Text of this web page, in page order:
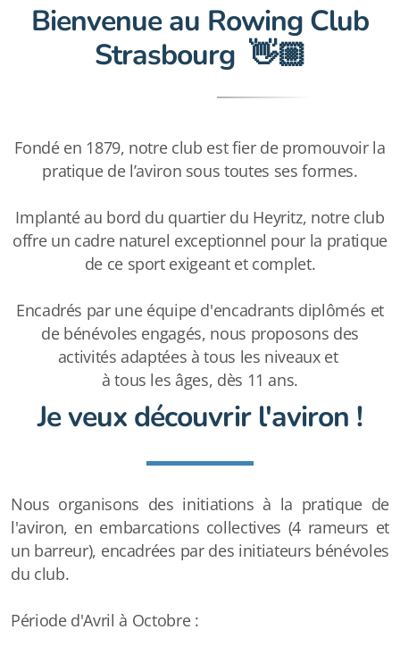
Bienvenue au Rowing Club
Strasbourg👋🏼
Fondé en 1879, notre club est fier de promouvoir la
pratique de l’aviron sous toutes ses formes.
Implanté au bord du quartier du Heyritz, notre club
offre un cadre naturel exceptionnel pour la pratique
de ce sport exigeant et complet.
Encadrés par une équipe d'encadrants diplômés et
de bénévoles engagés, nous proposons des
activités adaptées à tous les niveaux et
à tous les âges, dès 11 ans.
Je veux découvrir l'aviron !
Nous organisons des initiations à la pratique de
l'aviron, en embarcations collectives (4 rameurs et
un barreur), encadrées par des initiateurs bénévoles
du club.
Période d'Avril à Octobre :
Capsules techniques - FFAviron
Partenariats